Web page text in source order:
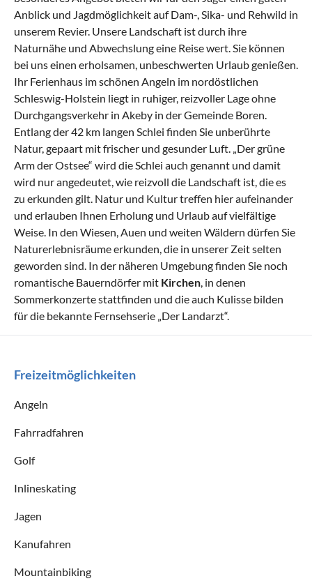
Anblick und Jagdmöglichkeit auf Dam-, Sika- und Rehwild in
unserem Revier. Unsere Landschaft ist durch ihre
Naturnähe und Abwechslung eine Reise wert. Sie können
bei uns einen erholsamen, unbeschwerten Urlaub genießen.
Ihr Ferienhaus im schönen Angeln im nordöstlichen
Schleswig-Holstein liegt in ruhiger, reizvoller Lage ohne
Durchgangsverkehr in Akeby in der Gemeinde Boren.
Entlang der 42 km langen Schlei finden Sie unberührte
Natur, gepaart mit frischer und gesunder Luft. „Der grüne
Arm der Ostsee“ wird die Schlei auch genannt und damit
wird nur angedeutet, wie reizvoll die Landschaft ist, die es
zu erkunden gilt. Natur und Kultur treffen hier aufeinander
und erlauben Ihnen Erholung und Urlaub auf vielfältige
Weise. In den Wiesen, Auen und weiten Wäldern dürfen Sie
Naturerlebnisräume erkunden, die in unserer Zeit selten
geworden sind. In der näheren Umgebung finden Sie noch
romantische Bauerndörfer mit Kirchen , in denen
Sommerkonzerte stattfinden und die auch Kulisse bilden
für die bekannte Fernsehserie „Der Landarzt“.
Freizeitmöglichkeiten
Angeln
Fahrradfahren
Golf
Inlineskating
Jagen
Kanufahren
Mountainbiking